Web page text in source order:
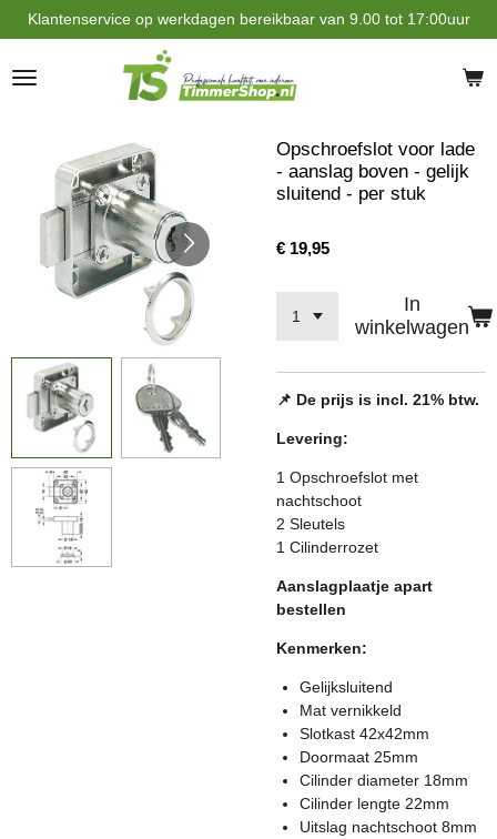
Ga
direct
naar
de
Klantenservice op werkdagen bereikbaar van 9.00 tot 17:00uur
Opschroefslot voor lade
- aanslag boven - gelijk
sluitend - per stuk
€ 19,95
In
winkelwagen
📌 De prijs is incl. 21% btw.
Levering:
1 Opschroefslot met
nachtschoot
2 Sleutels
1 Cilinderrozet
Aanslagplaatje apart
bestellen
Kenmerken:
Gelijksluitend
Mat vernikkeld
Slotkast 42x42mm
Doormaat 25mm
Cilinder diameter 18mm
Cilinder lengte 22mm
Uitslag nachtschoot 8mm